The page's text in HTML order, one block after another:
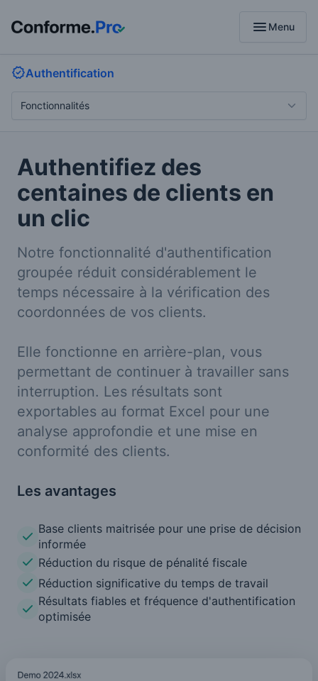
menu Menu
Authentification
Authentifiez des
centaines de clients en
un clic
Notre fonctionnalité d'authentification
groupée réduit considérablement le
temps nécessaire à la vérification des
coordonnées de vos clients.
Elle fonctionne en arrière-plan, vous
permettant de continuer à travailler sans
interruption. Les résultats sont
exportables au format Excel pour une
analyse approfondie et une mise en
conformité des clients.
Les avantages
Base clients maitrisée pour une prise de décision
informée
Réduction du risque de pénalité fiscale
Réduction significative du temps de travail
Résultats fiables et fréquence d'authentification
optimisée